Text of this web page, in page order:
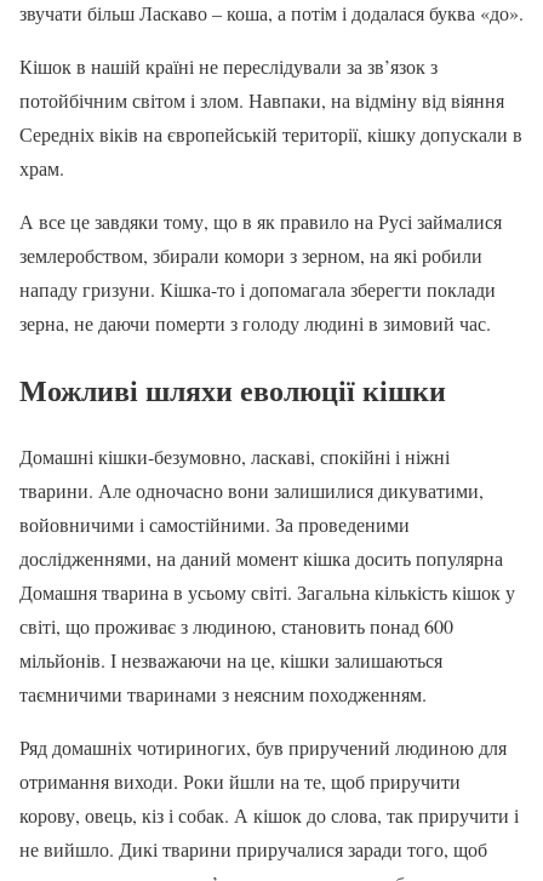
звучати більш Ласкаво – коша, а потім і додалася буква «до».
Кішок в нашій країні не переслідували за зв’язок з
потойбічним світом і злом. Навпаки, на відміну від віяння
Середніх віків на європейській території, кішку допускали в
храм.
А все це завдяки тому, що в як правило на Русі займалися
землеробством, збирали комори з зерном, на які робили
нападу гризуни. Кішка-то і допомагала зберегти поклади
зерна, не даючи померти з голоду людині в зимовий час.
Можливі шляхи еволюції кішки
Домашні кішки-безумовно, ласкаві, спокійні і ніжні
тварини. Але одночасно вони залишилися дикуватими,
войовничими і самостійними. За проведеними
дослідженнями, на даний момент кішка досить популярна
Домашня тварина в усьому світі. Загальна кількість кішок у
світі, що проживає з людиною, становить понад 600
мільйонів. І незважаючи на це, кішки залишаються
таємничими тваринами з неясним походженням.
Ряд домашніх чотириногих, був приручений людиною для
отримання виходи. Роки йшли на те, щоб приручити
корову, овець, кіз і собак. А кішок до слова, так приручити і
не вийшло. Дикі тварини приручалися заради того, щоб